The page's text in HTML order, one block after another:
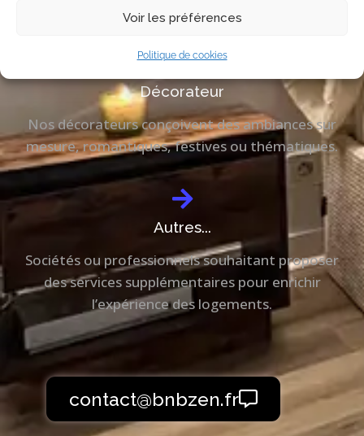
Voir les préférences
Politique de cookies
événements ou aménagements soignés.
Décorateur
Nos décorateurs conçoivent des ambiances sur
mesure, romantiques, festives ou thématiques.
Autres...
Sociétés ou professionnels souhaitant proposer
des services supplémentaires pour enrichir
l’expérience des logements.
contact@bnbzen.fr